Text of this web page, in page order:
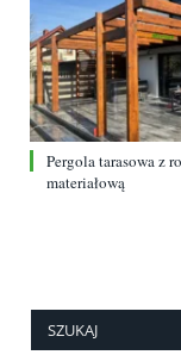
Pergola tarasowa z
materiałową
SZUKAJ